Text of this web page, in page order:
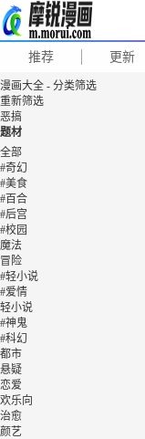
推荐 更新
漫画大全 - 分类筛选
重新筛选
恶搞
题材
全部
#奇幻
#美食
#百合
#后宫
#校园
魔法
冒险
#轻小说
#爱情
轻小说
#神鬼
#科幻
都市
悬疑
恋爱
欢乐向
治愈
颜艺